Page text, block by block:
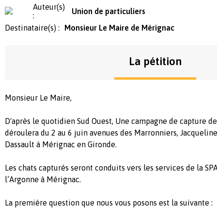
Auteur(s)
:
Union de particuliers
Destinataire(s) :
Monsieur Le Maire de Mérignac
La pétition
Monsieur Le Maire,
D'après le quotidien Sud Ouest, Une campagne de capture
déroulera du 2 au 6 juin avenues des Marronniers,
Dassault à Mérignac en Gironde.
Les chats capturés seront conduits vers les services de la
l’Argonne à Mérignac.
La première question que nous vous posons est la suivante :